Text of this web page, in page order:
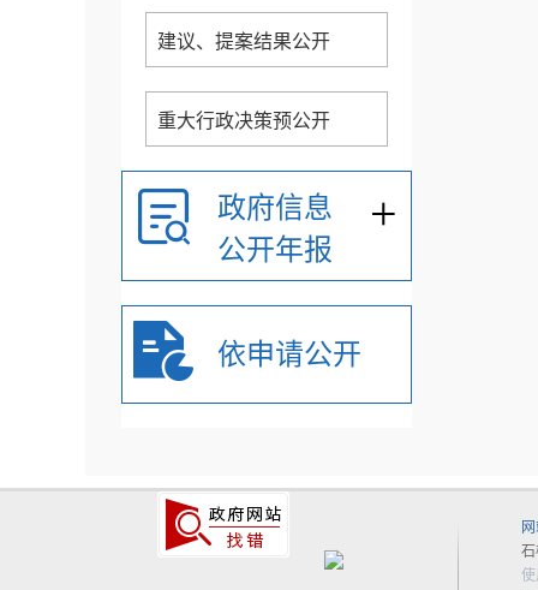
建议、提案结果公开
重大行政决策预公开
政府信息
公开年报
+
依申请公开